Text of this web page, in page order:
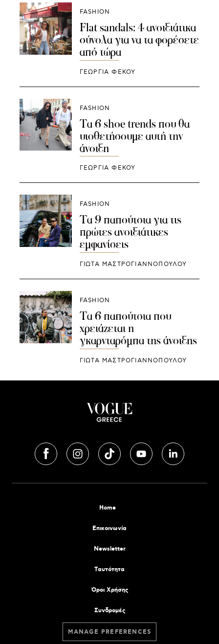
FASHION
Flat sandals: 4 ανοιξιάτικα
σύνολα για να τα φορέσετε
από τώρα
ΓΕΩΡΓΙΑ ΦΕΚΟΥ
FASHION
Τα 6 shoe trends που θα
υιοθετήσουμε αυτή την
άνοιξη
ΓΕΩΡΓΙΑ ΦΕΚΟΥ
FASHION
Τα 9 παπούτσια για τις
πρώτες ανοιξιάτικες
εμφανίσεις
ΓΙΩΤΑ ΜΑΣΤΡΟΓΙΑΝΝΟΠΟΥΛΟΥ
FASHION
Τα 6 παπούτσια που
χρειάζεται η
γκαρνταρόμπα της άνοιξης
ΓΙΩΤΑ ΜΑΣΤΡΟΓΙΑΝΝΟΠΟΥΛΟΥ
Home
Επικοινωνία
Newsletter
Tαυτότητα
Όροι Χρήσης
Συνδρομές
MANAGE PREFERENCES